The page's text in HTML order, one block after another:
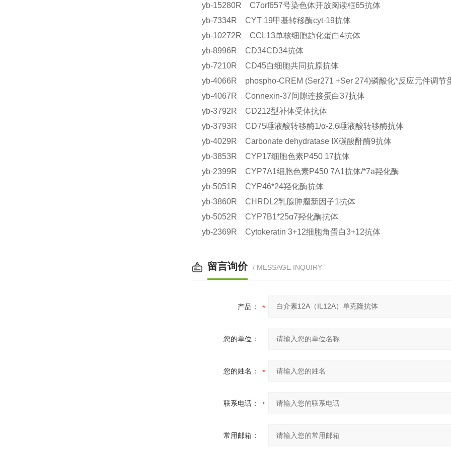
yb-15280R C7orf657号染色体开放阅读框65抗体
yb-7334R CYT 19甲基转移酶cyt-19抗体
yb-10272R CCL13单核细胞趋化蛋白4抗体
yb-8996R CD34CD34抗体
yb-7210R CD45白细胞共同抗原抗体
yb-4066R phospho-CREM (Ser271 +Ser 274)磷酸化*反应元件调节
yb-4067R Connexin-37间隙连接蛋白37抗体
yb-3792R CD212型补体受体抗体
yb-3793R CD75唾液酸转移酶1/α-2,6唾液酸转移酶抗体
yb-4029R Carbonate dehydratase IX碳酸酐酶9抗体
yb-3853R CYP17细胞色素P450 17抗体
yb-2399R CYP7A1细胞色素P450 7A1抗体/*7a羟化酶
yb-5051R CYP46*24羟化酶抗体
yb-3860R CHRDL2乳腺肿瘤新因子1抗体
yb-5052R CYP7B1*25α7羟化酶抗体
yb-2369R Cytokeratin 3+12细胞角蛋白3+12抗体
留言询价 / MESSAGE INQUIRY
产品：
您的单位：
您的姓名：
联系电话：
常用邮箱：